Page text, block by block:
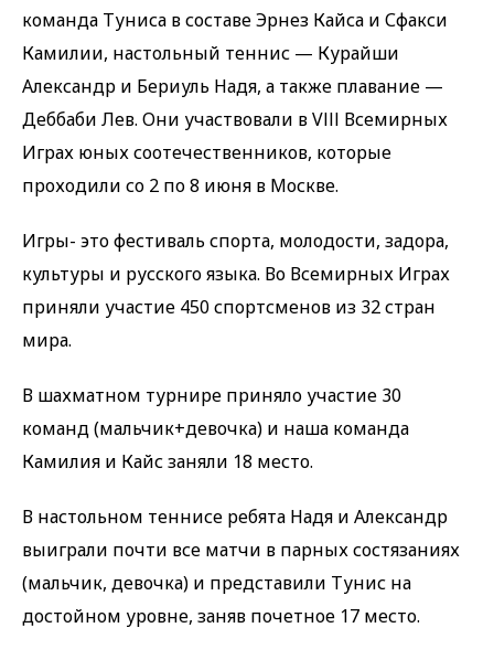
команда Туниса в составе Эрнез Кайса и Сфакси
Камилии, настольный теннис — Курайши
Александр и Бериуль Надя, а также плавание —
Деббаби Лев. Они участвовали в Vlll Всемирных
Играх юных соотечественников, которые
проходили со 2 по 8 июня в Москве.
Игры- это фестиваль спорта, молодости, задора,
культуры и русского языка. Во Всемирных Играх
приняли участие 450 спортсменов из 32 стран
мира.
В шахматном турнире приняло участие 30
команд (мальчик+девочка) и наша команда
Камилия и Кайс заняли 18 место.
В настольном теннисе ребята Надя и Александр
выиграли почти все матчи в парных состязаниях
(мальчик, девочка) и представили Тунис на
достойном уровне, заняв почетное 17 место.